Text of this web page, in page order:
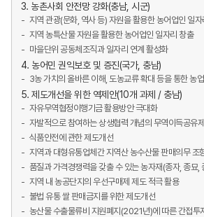
3. 농촌사회 안전망 강화(충남, 시군)
지역 관광(문화, 역사 등) 자원을 활용한 농어업인 일자
지역 농특산물 자원을 활용한 농어업인 일자리 창출
마을단위 공동체조직과 일자리 연계 활성화
4. 농어민 권익보호 및 증진(국가, 충남)
3농 가치의 올바른 이해, 도농교류 확대 등을 통한 농
5. 제도개선을 위한 역제안(10개 과제 / 충남)
자유무역협정이행기금 활용방안 극대화
자발적으로 참여하는 상생협력 개념의 무역이득공유
식품안전에 관한 제도개선
지역과 대형유통업체간 지역산 농수산물 판매의무 조
품질과 가격경쟁력을 갖출 수 있는 농자재(종자, 종묘,
지역 내 농공단지의 우선구매제 제도 적극 활용
불법 유통 쌀 판매금지를 위한 제도개선
농산물 수출물류비 지원폐지(2021년)에 따른 간접투